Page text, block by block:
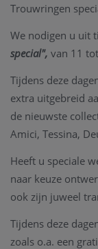
Trouwringen
We nodigen u uit
special", van 11
Tijdens deze
extra uitgebreid
de nieuwste
Amici, Tessina,
Heeft u speciale
naar keuze
ook zijn juweel
Tijdens deze
zoals o.a. een